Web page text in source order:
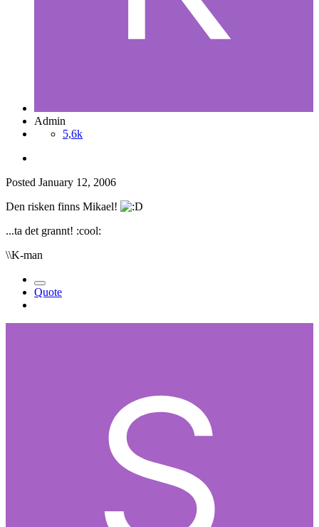
Admin
5,6k
Posted January 12, 2006
Den risken finns Mikael!
...ta det grannt! :cool:
\\K-man
Quote